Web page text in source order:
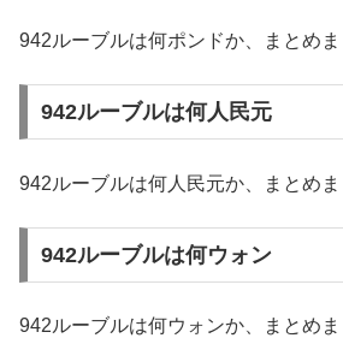
942ルーブルは何ポンドか、まとめま
942ルーブルは何人民元
942ルーブルは何人民元か、まとめま
942ルーブルは何ウォン
942ルーブルは何ウォンか、まとめま